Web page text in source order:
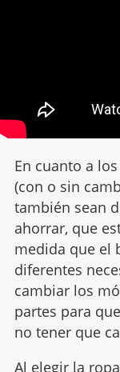
En cuanto a
(con o sin
también sean
ahorrar, que
medida que el
diferentes
cambiar los
partes para
no tener que
Al elegir la